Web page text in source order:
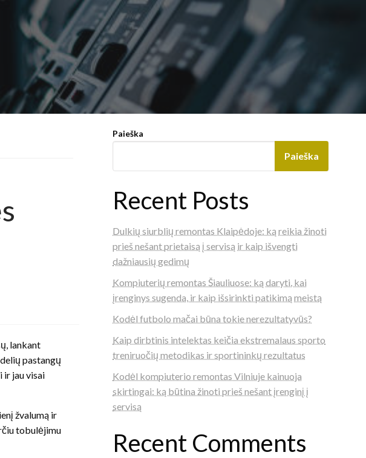
lankant
pastangų
ir jau visai
žvalumą ir
tobulėjimu
Paieška
Paieška
Recent Posts
Dulkių siurblių remontas Klaipėdoje: ką reikia žinoti
prieš nešant prietaisą į servisą ir kaip išvengti
dažniausių gedimų
Kompiuterių remontas Šiauliuose: ką daryti, kai
įrenginys sugenda, ir kaip išsirinkti patikimą meistą
Kodėl futbolo mačai būna tokie nerezultatyvūs?
Kaip dirbtinis intelektas keičia ekstremalaus sporto
treniruočių metodikas ir sportininkų rezultatus
Kodėl kompiuterio remontas Vilniuje kainuoja
skirtingai: ką būtina žinoti prieš nešant įrenginį į
servisą
Recent Comments